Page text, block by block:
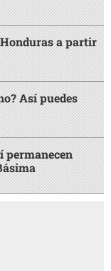
a partir
Así puedes
permanecen